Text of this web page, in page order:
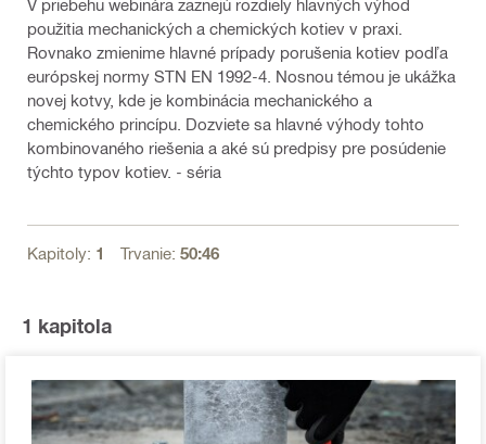
V priebehu webinára zaznejú rozdiely hlavných výhod
použitia mechanických a chemických kotiev v praxi.
Rovnako zmienime hlavné prípady porušenia kotiev podľa
európskej normy STN EN 1992-4. Nosnou témou je ukážka
novej kotvy, kde je kombinácia mechanického a
chemického princípu. Dozviete sa hlavné výhody tohto
kombinovaného riešenia a aké sú predpisy pre posúdenie
týchto typov kotiev. - séria
Kapitoly: 1 Trvanie: 50:46
1 kapitola